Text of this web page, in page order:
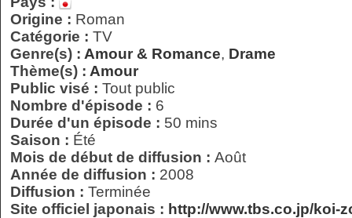
Origine : Roman
Catégorie : TV
Genre(s) : Amour & Romance, Drame
Thème(s) : Amour
Public visé : Tout public
Nombre d'épisode : 6
Durée d'un épisode : 50 mins
Saison : Été
Mois de début de diffusion : Août
Année de diffusion : 2008
Diffusion : Terminée
Site officiel japonais : http://www.tbs.co.jp/koi-